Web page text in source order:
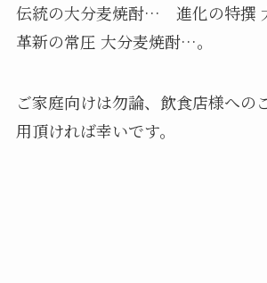
伝統の大分麦焼酎… 進化の特撰
革新の常圧 大分麦焼酎…。
ご家庭向けは勿論、飲食店様への
用頂ければ幸いです。